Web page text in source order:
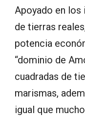
Apoyado en
de tierras
potencia
“dominio de
cuadradas de
marismas,
igual que